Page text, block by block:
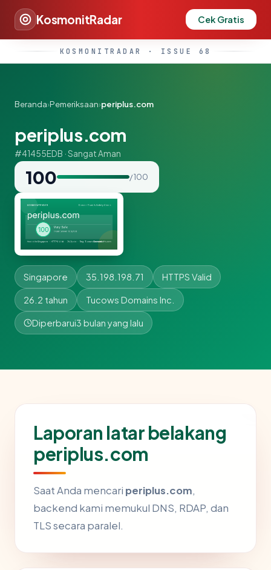
KosmonitRadar Cek Gratis
KOSMONITRADAR · ISSUE 68
Beranda›Pemeriksaan›periplus.com
periplus.com
#41455EDB · Sangat Aman
100 / 100
Singapore 35.198.198.71 HTTPS Valid
26.2 tahun Tucows Domains Inc.
Diperbarui3 bulan yang lalu
Laporan latar belakang
periplus.com
Saat Anda mencari periplus.com,
backend kami memukul DNS, RDAP, dan
TLS secara paralel.